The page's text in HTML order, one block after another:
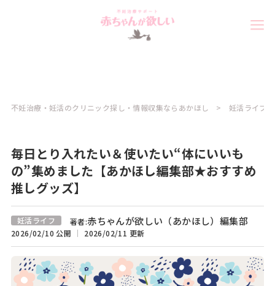
不妊治療・妊活のクリニック探し・情報収集ならあかほし 妊活ライフ
毎日とり入れたい＆使いたい“体にいいも
の”集めました【あかほし編集部★おすすめ
推しグッズ】
妊活ライフ 著者:赤ちゃんが欲しい（あかほし）編集部
2026/02/10 公開 2026/02/11 更新